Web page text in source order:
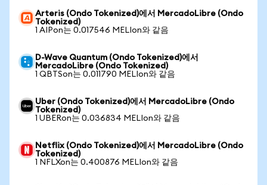
Arteris (Ondo Tokenized)에서 MercadoLibre (Ondo
Tokenized)
1 AIPon는 0.017546 MELIon와 같음
D-Wave Quantum (Ondo Tokenized)에서
MercadoLibre (Ondo Tokenized)
1 QBTSon는 0.011790 MELIon와 같음
Uber (Ondo Tokenized)에서 MercadoLibre (Ondo
Tokenized)
1 UBERon는 0.036834 MELIon와 같음
Netflix (Ondo Tokenized)에서 MercadoLibre (Ondo
Tokenized)
1 NFLXon는 0.400876 MELIon와 같음